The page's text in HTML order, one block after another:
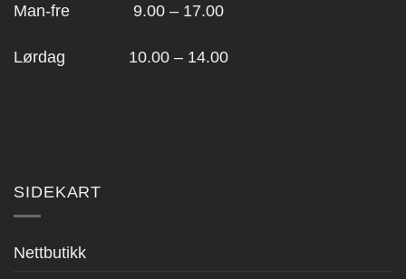
Man-fre 9.00 – 17.00
Lørdag 10.00 – 14.00
SIDEKART
Nettbutikk